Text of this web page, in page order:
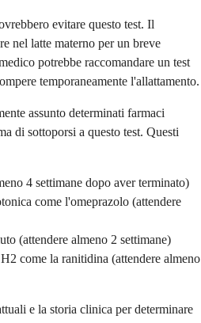
evitare questo test. Il
nel latte materno per un breve
potrebbe raccomandare un test
temporaneamente l'allattamento.
assunto determinati farmaci
di sottoporsi a questo test. Questi
4 settimane dopo aver terminato)
come l'omeprazolo (attendere
(attendere almeno 2 settimane)
come la ranitidina (attendere almeno
e la storia clinica per determinare